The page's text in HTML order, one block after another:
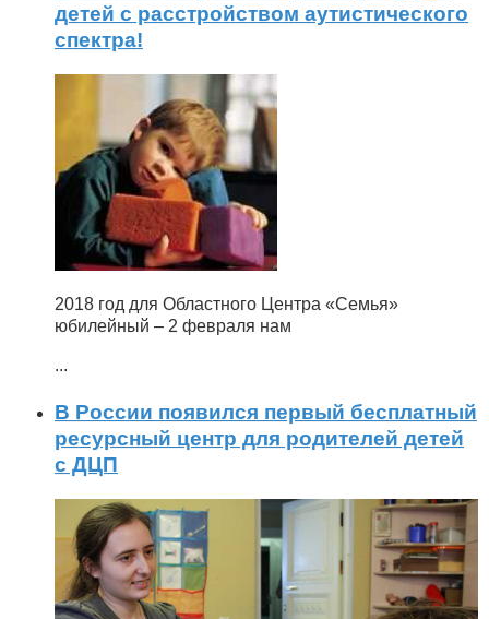
детей с расстройством аутистического
спектра!
2018 год для Областного Центра «Семья»
юбилейный – 2 февраля нам
...
В России появился первый бесплатный
ресурсный центр для родителей детей
с ДЦП